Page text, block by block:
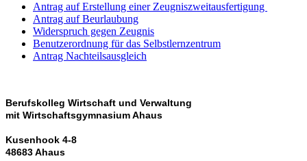
Antrag auf Erstellung einer Zeugniszweitausfertigung
Antrag auf Beurlaubung
Widerspruch gegen Zeugnis
Benutzerordnung für das Selbstlernzentrum
Antrag Nachteilsausgleich
Berufskolleg Wirtschaft und Verwaltung
mit Wirtschaftsgymnasium Ahaus
Kusenhook 4-8
48683 Ahaus